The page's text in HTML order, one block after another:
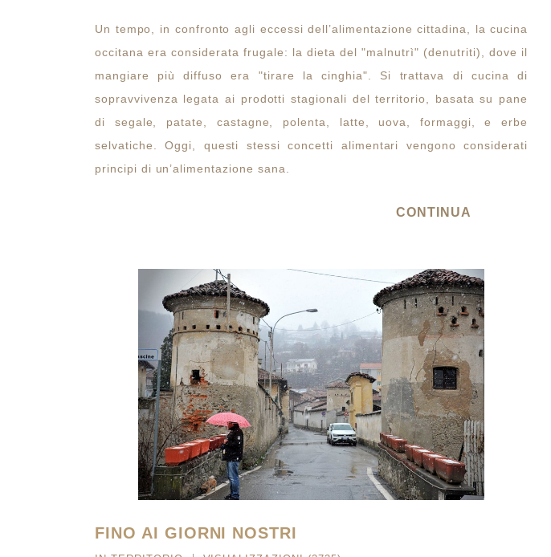
Un tempo, in confronto agli eccessi dell’alimentazione cittadina, la cucina
occitana era considerata frugale: la dieta del "malnutrì" (denutriti), dove il
mangiare più diffuso era "tirare la cinghia". Si trattava di cucina di
sopravvivenza legata ai prodotti stagionali del territorio, basata su pane
di segale, patate, castagne, polenta, latte, uova, formaggi, e erbe
selvatiche. Oggi, questi stessi concetti alimentari vengono considerati
principi di un’alimentazione sana.
CONTINUA
FINO AI GIORNI NOSTRI